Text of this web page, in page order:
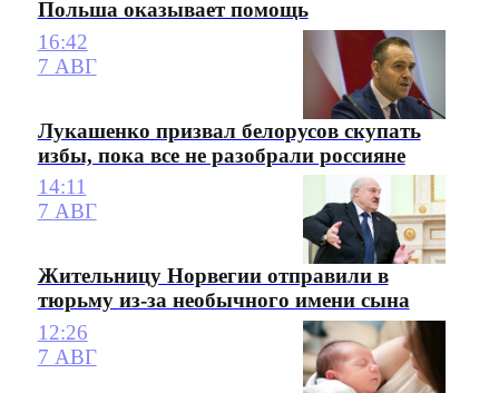
Польша оказывает помощь
16:42
7 АВГ
Лукашенко призвал белорусов скупать
избы, пока все не разобрали россияне
14:11
7 АВГ
Жительницу Норвегии отправили в
тюрьму из-за необычного имени сына
12:26
7 АВГ